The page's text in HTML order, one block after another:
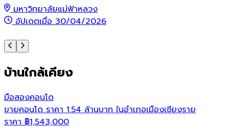
มหาวิทยาลัยแม่ฟ้าหลวง
อัปเดตเมื่อ 30/04/2026
บ้านใกล้เคียง
มือสองคอนโด
ขายคอนโด ราคา 1.54 ล้านบาท ในอำเภอเมืองเชียงราย
ราคา ฿1,543,000